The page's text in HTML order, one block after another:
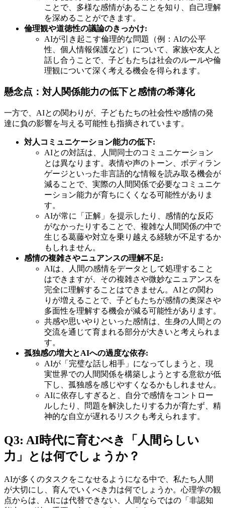
ことで、多様な感情があることを知り、自己理解
を深めることができます。
倫理観や道徳性の議論のきっかけ:
AIが引き起こす倫理的な問題（例：AIの公平
性、個人情報保護など）について、家族や友人と
話し合うことで、子どもたちは社会のルールや倫
理観について深く考える機会を得られます。
懸念点：対人関係能力の低下と感情の希薄化
一方で、AIとの関わりが、子どもたちの社会性や感情の発
達に負の影響を与える可能性も指摘されています。
対人コミュニケーション能力の低下:
AIとの対話は、人間同士のコミュニケーション
とは異なります。表情や声のトーン、ボディラン
ゲージといった非言語的な情報を読み取る機会が
減ることで、実際の人間関係で必要なコミュニケ
ーション能力が育ちにくくなる可能性がありま
す。
AIが常に「正解」を提示したり、感情的な反応
がなかったりすることで、複雑な人間関係の中で
生じる葛藤や対立を乗り越える経験が不足するか
もしれません。
感情の複雑さやニュアンスの理解不足:
AIは、人間の感情をデータとして処理すること
はできますが、その複雑さや微妙なニュアンスを
完全に理解することはできません。AIとの関わ
りが増えることで、子どもたちが感情の奥深さや
多面性を理解する機会が減る可能性があります。
共感や思いやりといった感情は、生身の人間との
交流を通じて育まれる部分が大きいと考えられま
す。
孤独感の増大とAIへの過度な依存:
AIが「完璧な話し相手」になってしまうと、現
実世界での人間関係を構築しようとする意欲が低
下し、孤独感を感じやすくなるかもしれません。
AIに依存しすぎると、自分で感情をコントロー
ルしたり、問題を解決したりする力が育たず、精
神的な自立が遅れるリスクも考えられます。
Q3: AI時代に育むべき「人間らしい
力」とは何でしょうか？
AIが多くのタスクをこなせるようになる中で、私たち人間
が大切にし、育んでいくべき力は何でしょうか。心理学の観
点からは、AIには代替できない、人間ならではの「非認知